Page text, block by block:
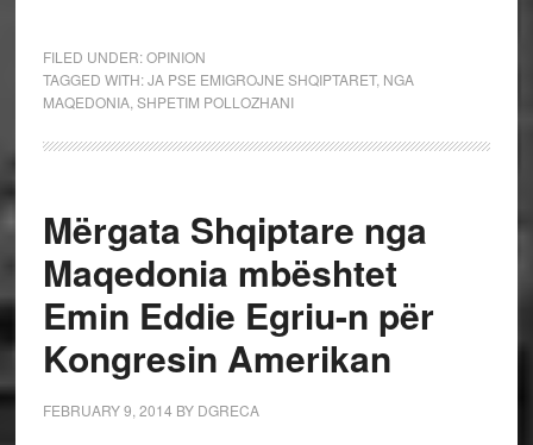
FILED UNDER:OPINION
TAGGED WITH:JA PSE EMIGROJNE SHQIPTARET, NGA
MAQEDONIA, SHPETIM POLLOZHANI
Mërgata Shqiptare nga
Maqedonia mbështet
Emin Eddie Egriu-n për
Kongresin Amerikan
FEBRUARY 9, 2014 BY DGRECA